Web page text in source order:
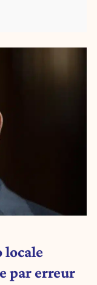
locale
par erreur